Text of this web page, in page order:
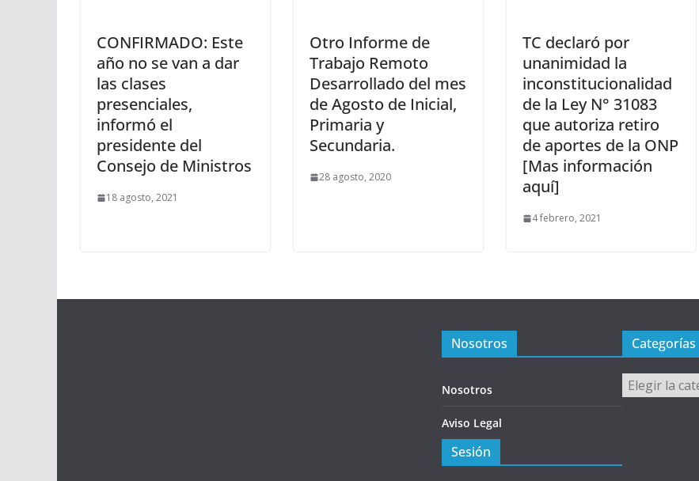
CONFIRMADO: Este
año no se van a dar
las clases
presenciales,
informó el
presidente del
Consejo de Ministros
18 agosto, 2021
Otro Informe de
Trabajo Remoto
Desarrollado del mes
de Agosto de Inicial,
Primaria y
Secundaria.
28 agosto, 2020
TC declaró por
unanimidad la
inconstitucionalidad
de la Ley N° 31083
que autoriza retiro
de aportes de la ONP
[Mas información
aquí]
4 febrero, 2021
Nosotros
Nosotros
Aviso Legal
Sesión
Categorías
Categorías